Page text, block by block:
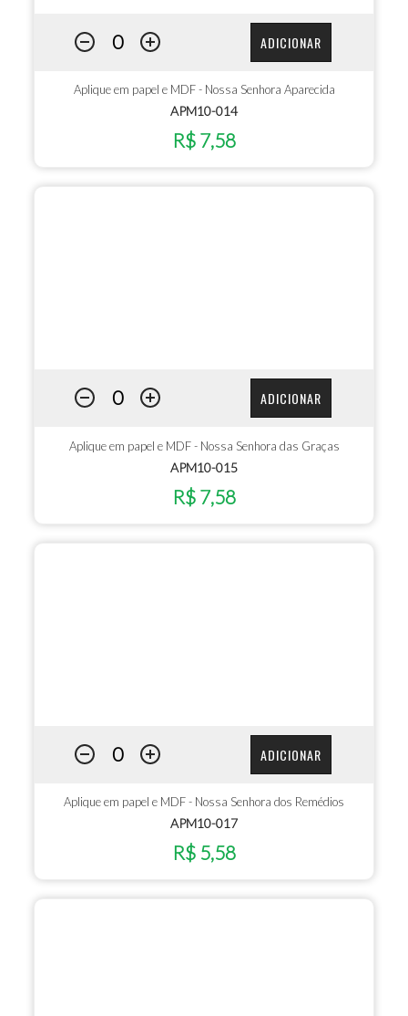
ADICIONAR
Aplique em papel e MDF - Nossa Senhora Aparecida
APM10-014
R$ 7,58
ADICIONAR
Aplique em papel e MDF - Nossa Senhora das Graças
APM10-015
R$ 7,58
ADICIONAR
Aplique em papel e MDF - Nossa Senhora dos Remédios
APM10-017
R$ 5,58